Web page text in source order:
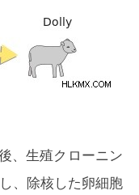
、生殖クローニン
、除核した卵細胞